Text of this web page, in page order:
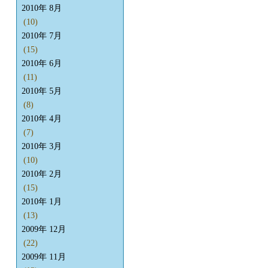
2010年 8月
(10)
2010年 7月
(15)
2010年 6月
(11)
2010年 5月
(8)
2010年 4月
(7)
2010年 3月
(10)
2010年 2月
(15)
2010年 1月
(13)
2009年 12月
(22)
2009年 11月